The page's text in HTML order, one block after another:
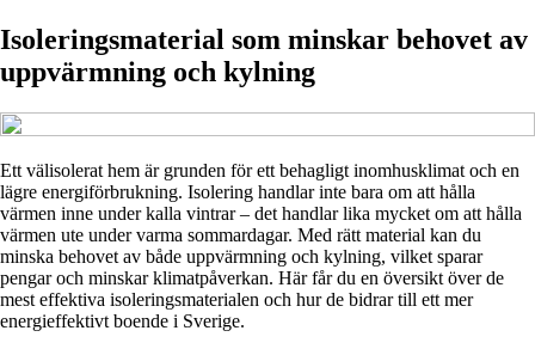
Isoleringsmaterial som minskar behovet av
uppvärmning och kylning
Ett välisolerat hem är grunden för ett behagligt inomhusklimat och en
lägre energiförbrukning. Isolering handlar inte bara om att hålla
värmen inne under kalla vintrar – det handlar lika mycket om att hålla
värmen ute under varma sommardagar. Med rätt material kan du
minska behovet av både uppvärmning och kylning, vilket sparar
pengar och minskar klimatpåverkan. Här får du en översikt över de
mest effektiva isoleringsmaterialen och hur de bidrar till ett mer
energieffektivt boende i Sverige.